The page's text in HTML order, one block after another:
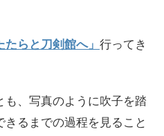
たらと刀剣館へ」 行ってき
、写真のように吹子を踏
るまでの過程を見ること